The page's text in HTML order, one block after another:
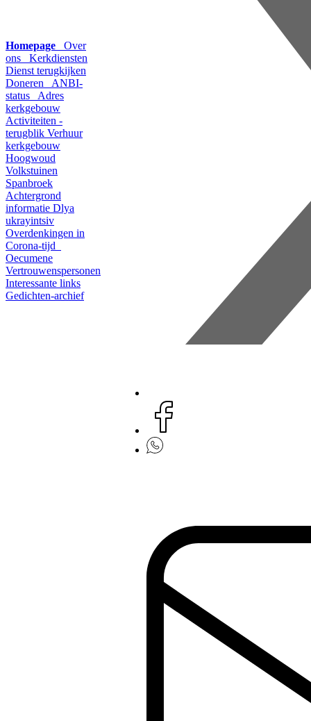
Homepage
Over
ons
Kerkdiensten
Dienst terugkijken
Doneren
ANBI-
status
Adres
kerkgebouw
Activiteiten -
terugblik Verhuur
kerkgebouw
Hoogwoud
Volkstuinen
Spanbroek
Achtergrond
informatie Dlya
ukrayintsiv
Overdenkingen in
Corona-tijd
Oecumene
Vertrouwenspersonen
Interessante links
Gedichten-archief